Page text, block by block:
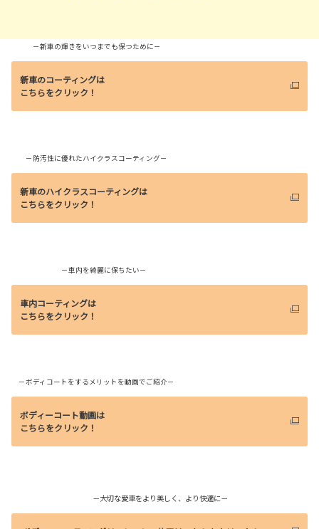
－新車の輝きをいつまでも保つために－
新車のコーティングは
こちらをクリック！
－防汚性に優れたハイクラスコーティング－
新車のハイクラスコーティングは
こちらをクリック！
－車内を綺麗に保ちたい－
車内コーティングは
こちらをクリック！
－ボディコートをするメリットを動画でご紹介－
ボディーコート動画は
こちらをクリック！
－大切な愛車をより美しく、より快適に－